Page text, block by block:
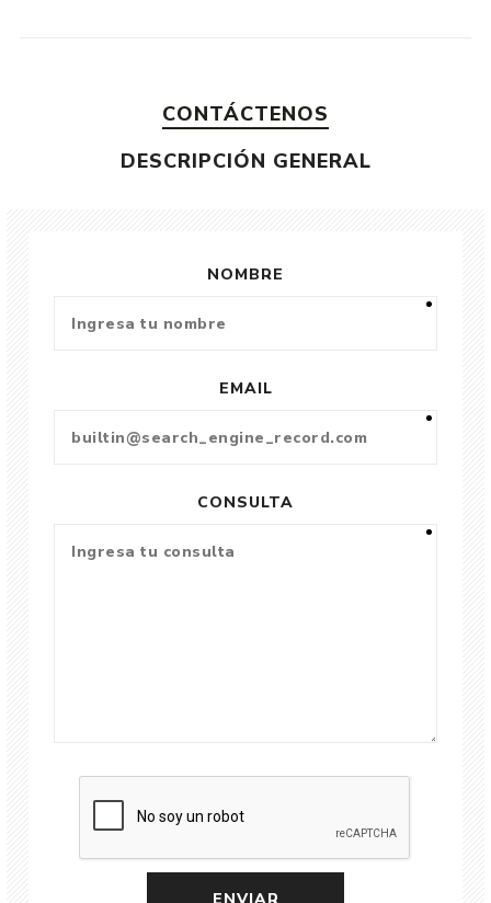
CONTÁCTENOS
DESCRIPCIÓN GENERAL
NOMBRE
EMAIL
CONSULTA